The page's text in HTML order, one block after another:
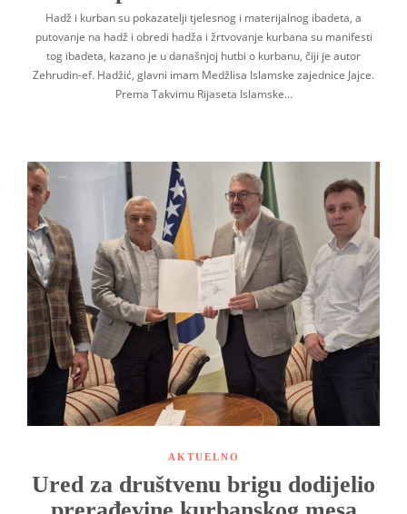
Hadž i kurban su pokazatelji tjelesnog i materijalnog ibadeta, a
putovanje na hadž i obredi hadža i žrtvovanje kurbana su manifesti
tog ibadeta, kazano je u današnjoj hutbi o kurbanu, čiji je autor
Zehrudin-ef. Hadžić, glavni imam Medžlisa Islamske zajednice Jajce.
Prema Takvimu Rijaseta Islamske…
AKTUELNO
Ured za društvenu brigu dodijelio